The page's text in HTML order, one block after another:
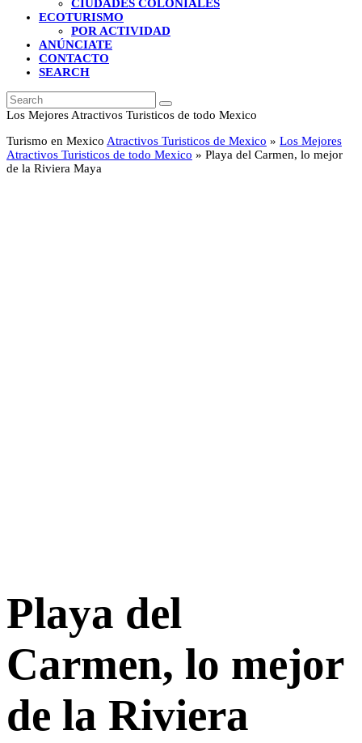
CIUDADES COLONIALES
ECOTURISMO
POR ACTIVIDAD
ANÚNCIATE
CONTACTO
SEARCH
Search
Submit
Los Mejores Atractivos Turisticos de todo Mexico
Turismo en Mexico Atractivos Turisticos de Mexico » Los Mejores
Atractivos Turisticos de todo Mexico » Playa del Carmen, lo mejor
de la Riviera Maya
Playa del
Carmen, lo mejor
de la Riviera